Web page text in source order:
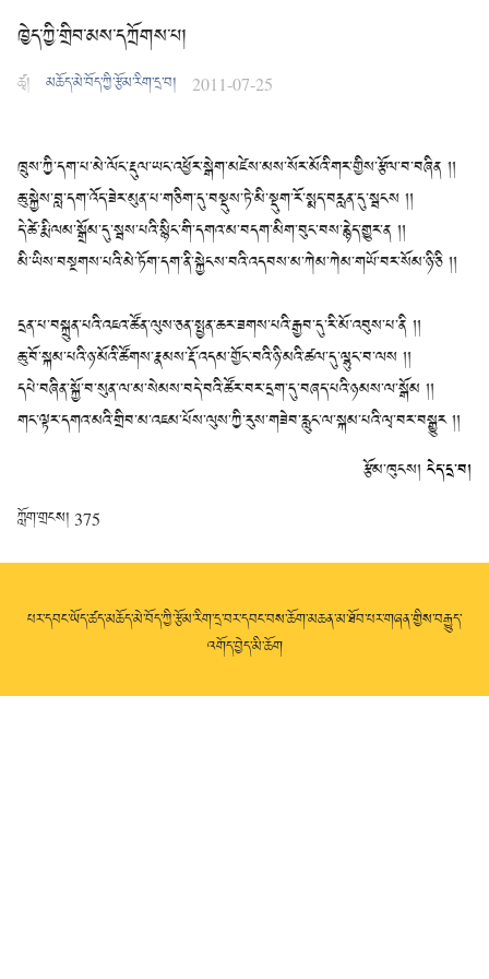
ཁྱེད་ཀྱི་གྲིབ་མས་དཀྲོགས་པ།
ཚྭ། མཆོད་མེ་བོད་ཀྱི་རྩོམ་རིག་དྲ་བ། 2011-07-25
ཁྲུས་ཀྱི་དག་པ་མེ་ལོང་རྡུལ་ཡང་འཕྱོར་སྒེག་མཛེས་མས་སོར་མོའི་གར་གྱིས་རྩོལ་བ་བཞིན །།
ཆུ་སྐྱེས་བླ་དག་འོད་ཟེར་མུན་པ་གཅིག་དུ་བསྡུས་ཏེ་མི་སྡུག་རོ་སྨད་བརླན་དུ་སྦངས །།
དེ་ཚེ་རྨི་ལམ་སྒྲོམ་དུ་སྦས་པའི་སྙིང་གི་དགའ་མ་བདག་མིག་བུང་བས་རྙེད་གྱུར་ན །།
མི་ཡིས་བསྔགས་པའི་མེ་ཏོག་དག་ནི་སྐྱེངས་བའི་འདབས་མ་ཀེམ་ཀེམ་གཡོ་བར་སོམ་ཉི་ཅི །།
དྲན་པ་བསྐྲུན་པའི་འཇའ་ཚོན་ལུས་ཅན་སྤྱན་ཆར་ཟགས་པའི་རྒྱབ་དུ་རི་མོ་འབུས་པ་ནི །།
ཆུ་བོ་སྐམ་པའི་ཉ་མོའི་ཚོགས་རྣམས་རྡོ་འདམ་གྱོང་བའི་ཉི་མའི་ཚལ་དུ་ལྷུང་བ་ལས །།
དཔེ་བཞིན་སྐྱོ་བ་སུན་ལ་མ་སེམས་བདེ་བའི་ཚོར་བར་དྲག་དུ་བཞད་པའི་ཉམས་ལ་སྒོམ །།
གང་ལྟར་དགའ་མའི་གྲིབ་མ་འཇམ་པོས་ལུས་ཀྱི་རུས་གཟེབ་རླུང་ལ་སྐམ་པའི་ལྭ་བར་བསྒྱུར །།
རྩོམ་ཁུངས། ངེད་དྲ་བ།
ཀློག་གྲངས། 375
པར་དབང་ཡོད་ཚད་མཆོད་མེ་བོད་ཀྱི་རྩོམ་རིག་དྲ་བར་དབང་བས་ཆོག་མཆན་མ་ཐོབ་པར་གཞན་གྱིས་བརྒྱུད་
འགོད་བྱེད་མི་ཆོག